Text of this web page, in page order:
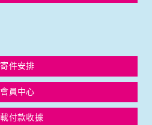
寄件安排
會員中心
載付款收據